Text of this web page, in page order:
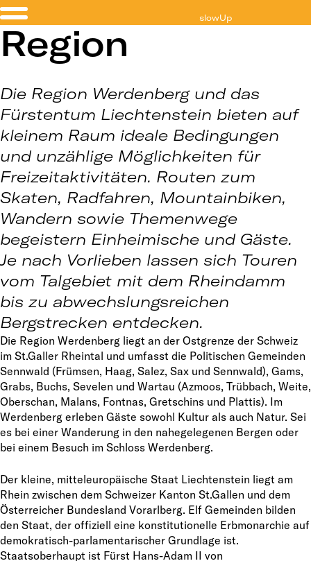
slowUp
Region
Die Region Werdenberg und das
Fürstentum Liechtenstein bieten auf
kleinem Raum ideale Bedingungen
und unzählige Möglichkeiten für
Freizeitaktivitäten. Routen zum
Skaten, Radfahren, Mountainbiken,
Wandern sowie Themenwege
begeistern Einheimische und Gäste.
Je nach Vorlieben lassen sich Touren
vom Talgebiet mit dem Rheindamm
bis zu abwechslungsreichen
Bergstrecken entdecken.
Die Region Werdenberg liegt an der Ostgrenze der Schweiz
im St.Galler Rheintal und umfasst die Politischen Gemeinden
Sennwald (Frümsen, Haag, Salez, Sax und Sennwald), Gams,
Grabs, Buchs, Sevelen und Wartau (Azmoos, Trübbach, Weite,
Oberschan, Malans, Fontnas, Gretschins und Plattis). Im
Werdenberg erleben Gäste sowohl Kultur als auch Natur. Sei
es bei einer Wanderung in den nahegelegenen Bergen oder
bei einem Besuch im Schloss Werdenberg.
Der kleine, mitteleuropäische Staat Liechtenstein liegt am
Rhein zwischen dem Schweizer Kanton St.Gallen und dem
Österreicher Bundesland Vorarlberg. Elf Gemeinden bilden
den Staat, der offiziell eine konstitutionelle Erbmonarchie auf
demokratisch-parlamentarischer Grundlage ist.
Staatsoberhaupt ist Fürst Hans-Adam II von